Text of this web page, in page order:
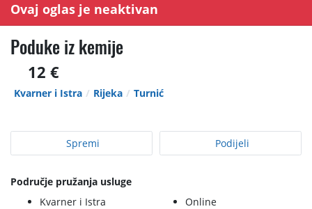
Ovaj oglas je neaktivan
Poduke iz kemije
12 €
Kvarner i Istra Rijeka Turnić
Spremi Podijeli
Područje pružanja usluge
Kvarner i Istra
Online